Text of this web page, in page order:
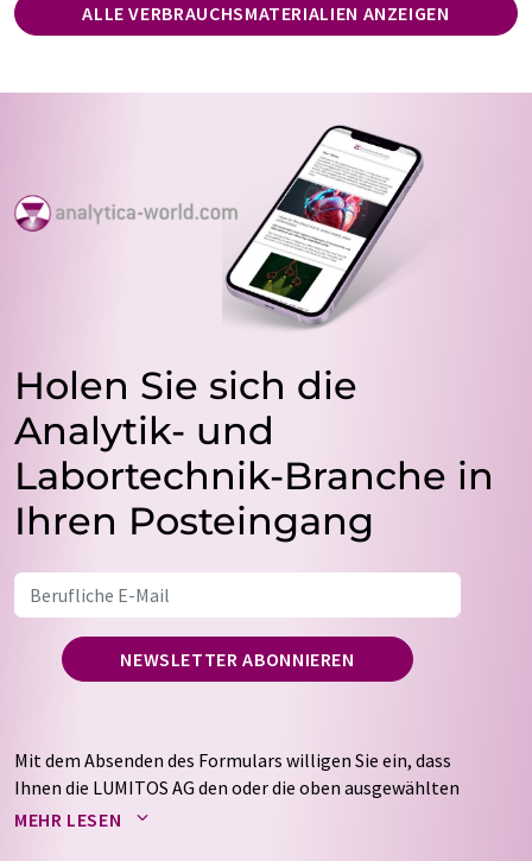
ALLE VERBRAUCHSMATERIALIEN ANZEIGEN
Holen Sie sich die
Analytik- und
Labortechnik-Branche in
Ihren Posteingang
NEWSLETTER ABONNIEREN
Mit dem Absenden des Formulars willigen Sie ein, dass
Ihnen die LUMITOS AG den oder die oben ausgewählten
Newsletter per E-Mail zusendet. Ihre Daten werden
MEHR LESEN